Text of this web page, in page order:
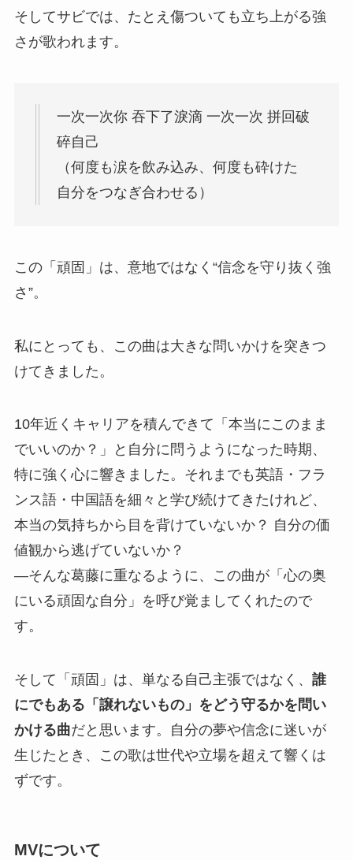
そしてサビでは、たとえ傷ついても立ち上がる強
さが歌われます。
一次一次你 吞下了淚滴 一次一次 拼回破
碎自己
（何度も涙を飲み込み、何度も砕けた
自分をつなぎ合わせる）
この「頑固」は、意地ではなく“信念を守り抜く強
さ”。
私にとっても、この曲は大きな問いかけを突きつ
けてきました。
10年近くキャリアを積んできて「本当にこのまま
でいいのか？」と自分に問うようになった時期、
特に強く心に響きました。それまでも英語・フラ
ンス語・中国語を細々と学び続けてきたけれど、
本当の気持ちから目を背けていないか？ 自分の価
値観から逃げていないか？
―そんな葛藤に重なるように、この曲が「心の奥
にいる頑固な自分」を呼び覚ましてくれたので
す。
そして「頑固」は、単なる自己主張ではなく、 誰
にでもある「譲れないもの」をどう守るかを問い
かける曲だと思います。自分の夢や信念に迷いが
生じたとき、この歌は世代や立場を超えて響くは
ずです。
MVについて